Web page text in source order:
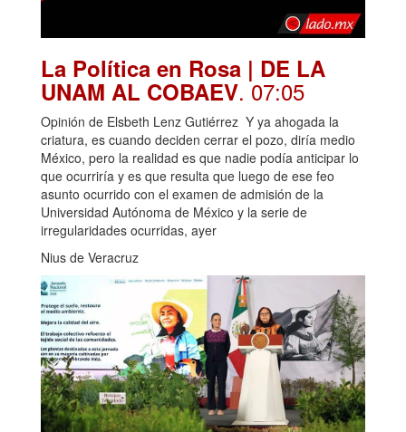
La Política en Rosa | DE LA
UNAM AL COBAEV. 07:05
Opinión de Elsbeth Lenz Gutiérrez Y ya ahogada la
criatura, es cuando deciden cerrar el pozo, diría medio
México, pero la realidad es que nadie podía anticipar lo
que ocurriría y es que resulta que luego de ese feo
asunto ocurrido con el examen de admisión de la
Universidad Autónoma de México y la serie de
irregularidades ocurridas, ayer
Nius de Veracruz